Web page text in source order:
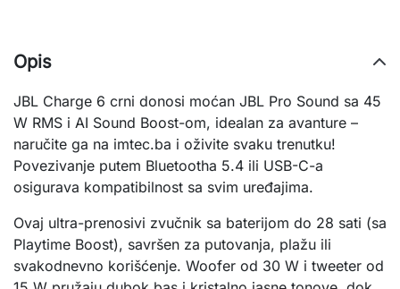
Opis
JBL Charge 6 crni donosi moćan JBL Pro Sound sa 45
W RMS i AI Sound Boost-om, idealan za avanture –
naručite ga na imtec.ba i oživite svaku trenutku!
Povezivanje putem Bluetootha 5.4 ili USB-C-a
osigurava kompatibilnost sa svim uređajima.
Ovaj ultra-prenosivi zvučnik sa baterijom do 28 sati (sa
Playtime Boost), savršen za putovanja, plažu ili
svakodnevno korišćenje. Woofer od 30 W i tweeter od